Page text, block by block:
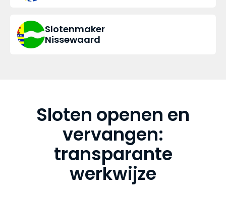
Slotenmaker
Nissewaard
Sloten openen en
vervangen:
transparante
werkwijze